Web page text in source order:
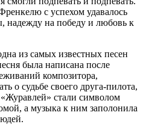
с успехом удавалось
надежду на победу и любовь к
из самых известных песен
была написана после
композитора,
о судьбе своего друга-пилота,
стали символом
а музыка к ним заполонила